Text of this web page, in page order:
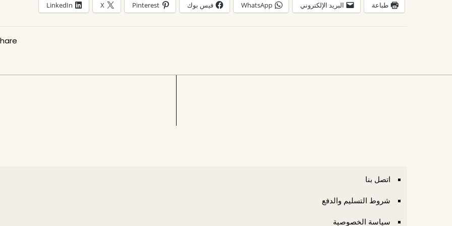
طباعة البريد الإلكتروني WhatsApp فيس بوك Pinterest
X
LinkedIn
اتصل بنا
شروط التسليم والدفع
سياسة الخصوصية